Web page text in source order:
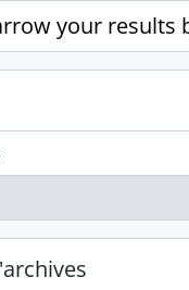
your results